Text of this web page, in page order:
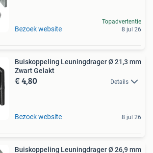
Bezoek website
Topadvertentie
8 jul 26
Buiskoppeling Leuningdrager Ø 21,3 mm
Zwart Gelakt
€ 4,80 Details
Bezoek website 8 jul 26
Buiskoppeling Leuningdrager Ø 26,9 mm